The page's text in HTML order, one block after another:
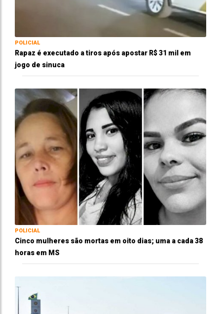
POLICIAL
Rapaz é executado a tiros após apostar R$ 31 mil em
jogo de sinuca
POLICIAL
Cinco mulheres são mortas em oito dias; uma a cada 38
horas em MS